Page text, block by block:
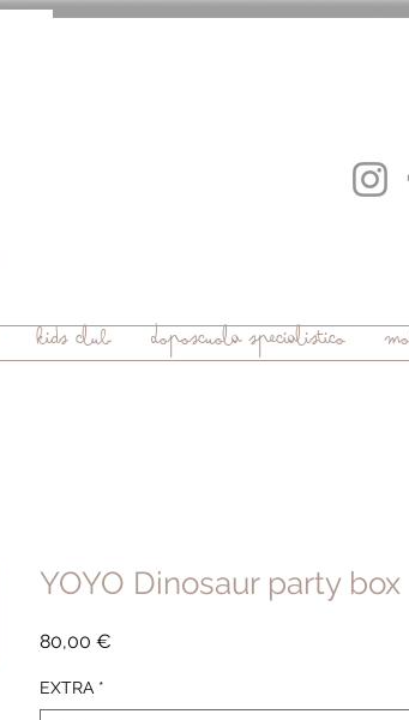
kids club Doposcuola specialistico
YOYO Dinosaur party box
80,00 €
EXTRA *